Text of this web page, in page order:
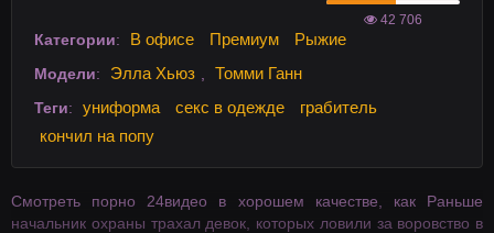
42 706
Категории: В офисе Премиум Рыжие
Модели: Элла Хьюз Томми Ганн
Теги: униформа секс в одежде
грабитель
кончил на попу
Смотреть порно 24видео в хорошем качестве, как Раньше
начальник охраны трахал девок, которых ловили за воровство в